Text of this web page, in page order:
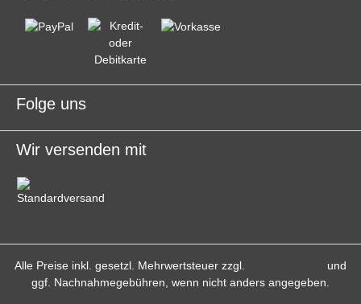
Folge uns
Wir versenden mit
Alle Preise inkl. gesetzl. Mehrwertsteuer zzgl.
und
ggf. Nachnahmegebühren, wenn nicht anders angegeben.